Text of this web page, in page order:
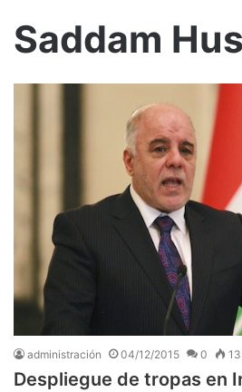
Saddam
administración 04/12/2015 0
Despliegue de tropas en